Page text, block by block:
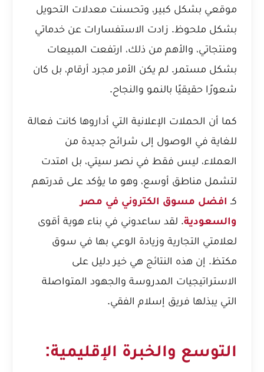
موقعي بشكل كبير، وتحسنت معدلات التحويل
بشكل ملحوظ. زادت الاستفسارات عن خدماتي
ومنتجاتي، والأهم من ذلك، ارتفعت المبيعات
بشكل مستمر. لم يكن الأمر مجرد أرقام، بل كان
شعورًا حقيقيًا بالنمو والنجاح.
كما أن الحملات الإعلانية التي أداروها كانت فعالة
للغاية في الوصول إلى شرائح جديدة من
العملاء، ليس فقط في نصر سيتي، بل امتدت
لتشمل مناطق أوسع، وهو ما يؤكد على قدرتهم
كـ افضل مسوق الكتروني في مصر
والسعودية. لقد ساعدوني في بناء هوية أقوى
لعلامتي التجارية وزيادة الوعي بها في سوق
مكتظ. إن هذه النتائج هي خير دليل على
الاستراتيجيات المدروسة والجهود المتواصلة
التي يبذلها فريق إسلام الفقي.
التوسع والخبرة الإقليمية: